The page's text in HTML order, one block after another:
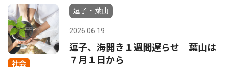
社会
逗子・葉山
2026.06.19
逗子、海開き１週間遅らせ 葉山は
７月１日から